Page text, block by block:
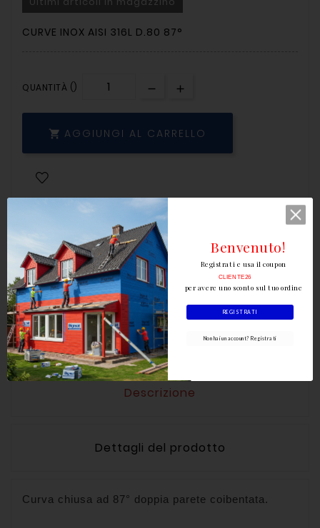
CURVE INOX AISI 316L D.80 87°
QUANTITÀ ()
 AGGIUNGI AL CARRELLO
Scrivi la tua recensione
Descrizione
Dettagli del prodotto
Curva chiusa ad 87° doppia parete coibentata.
REGISTRATI
Non hai un account? Registrati
Registrati e usa il coupon
per avere uno sconto sul tuo ordine
CLIENTE26
Benvenuto!